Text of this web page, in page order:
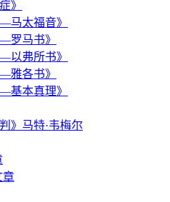
》
马太福音》
罗马书》
以弗所书》
雅各书》
基本真理》
》马特·韦梅尔
章